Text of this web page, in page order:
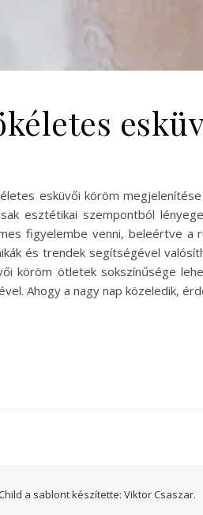
esküvői köröm
esztétikai szempontból
figyelembe venni, beleértve a
és trendek segítségével
köröm ötletek sokszínűsége
Ahogy a nagy nap közeledik,
a sablont készítette: Viktor Csaszar.